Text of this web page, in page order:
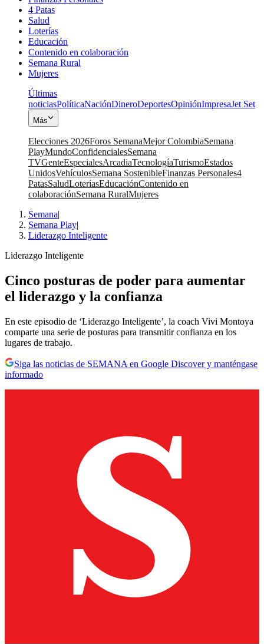
4 Patas
Salud
Loterías
Educación
Contenido en colaboración
Semana Rural
Mujeres
Últimas
noticiasPolíticaNaciónDineroDeportesOpiniónImpresaJet Set
Más
Elecciones 2026Foros SemanaMejor ColombiaSemana
PlayMundoConfidencialesSemana
TVGenteEspecialesArcadiaTecnologíaTurismoEstados
UnidosVehículosSemana SostenibleFinanzas Personales4
PatasSaludLoteríasEducaciónContenido en
colaboraciónSemana RuralMujeres
Semana|
Semana Play|
Liderazgo Inteligente
Liderazgo Inteligente
Cinco posturas de poder para aumentar
el liderazgo y la confianza
En este episodio de ‘Liderazgo Inteligente’, la coach Vivi Montoya
comparte una serie de posturas para transmitir confianza en los
lugares de trabajo.
Siga las noticias de SEMANA en Google Discover y manténgase
informado